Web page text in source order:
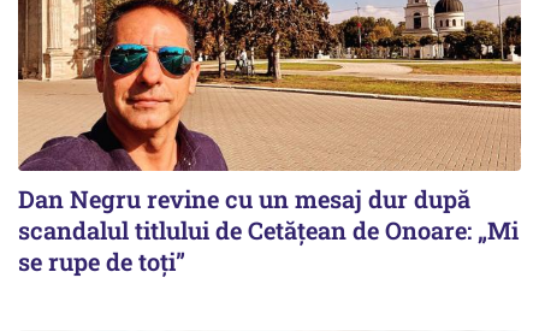
Dan Negru revine cu un mesaj dur după
scandalul titlului de Cetățean de Onoare: „Mi
se rupe de toți”